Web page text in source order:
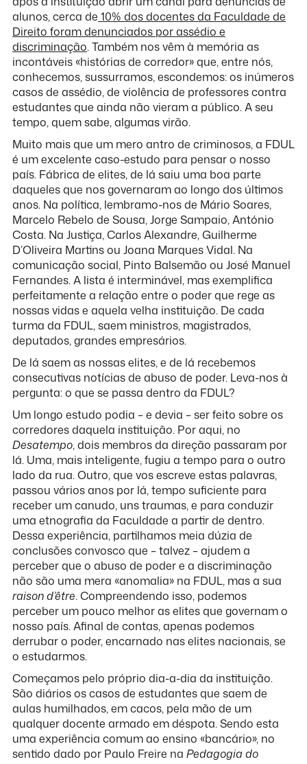
alunos, cerca de 10% dos docentes da Faculdade de
Direito foram denunciados por assédio e
discriminação. Também nos vêm à memória as
incontáveis «histórias de corredor» que, entre nós,
conhecemos, sussurramos, escondemos: os inúmeros
casos de assédio, de violência de professores contra
estudantes que ainda não vieram a público. A seu
tempo, quem sabe, algumas virão.
Muito mais que um mero antro de criminosos, a FDUL
é um excelente caso-estudo para pensar o nosso
país. Fábrica de elites, de lá saiu uma boa parte
daqueles que nos governaram ao longo dos últimos
anos. Na política, lembramo-nos de Mário Soares,
Marcelo Rebelo de Sousa, Jorge Sampaio, António
Costa. Na Justiça, Carlos Alexandre, Guilherme
D’Oliveira Martins ou Joana Marques Vidal. Na
comunicação social, Pinto Balsemão ou José Manuel
Fernandes. A lista é interminável, mas exemplifica
perfeitamente a relação entre o poder que rege as
nossas vidas e aquela velha instituição. De cada
turma da FDUL, saem ministros, magistrados,
deputados, grandes empresários.
De lá saem as nossas elites, e de lá recebemos
consecutivas notícias de abuso de poder. Leva-nos à
pergunta: o que se passa dentro da FDUL?
Um longo estudo podia – e devia – ser feito sobre os
corredores daquela instituição. Por aqui, no
Desatempo, dois membros da direção passaram por
lá. Uma, mais inteligente, fugiu a tempo para o outro
lado da rua. Outro, que vos escreve estas palavras,
passou vários anos por lá, tempo suficiente para
receber um canudo, uns traumas, e para conduzir
uma etnografia da Faculdade a partir de dentro.
Dessa experiência, partilhamos meia dúzia de
conclusões convosco que – talvez – ajudem a
perceber que o abuso de poder e a discriminação
não são uma mera «anomalia» na FDUL, mas a sua
raison d’être. Compreendendo isso, podemos
perceber um pouco melhor as elites que governam o
nosso país. Afinal de contas, apenas podemos
derrubar o poder, encarnado nas elites nacionais, se
o estudarmos.
Começamos pelo próprio dia-a-dia da instituição.
São diários os casos de estudantes que saem de
aulas humilhados, em cacos, pela mão de um
qualquer docente armado em déspota. Sendo esta
uma experiência comum ao ensino «bancário», no
sentido dado por Paulo Freire na Pedagogia do